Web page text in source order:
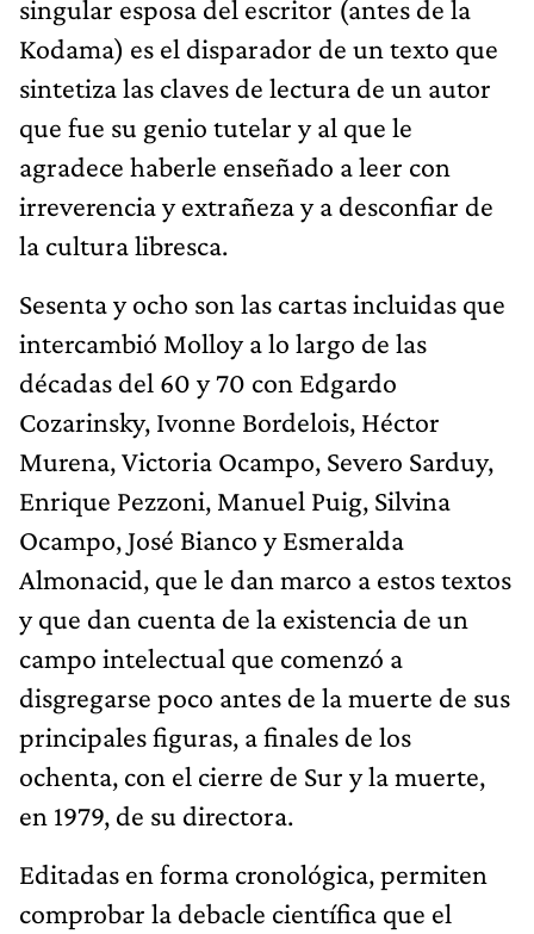
singular esposa del escritor (antes de la
Kodama) es el disparador de un texto que
sintetiza las claves de lectura de un autor
que fue su genio tutelar y al que le
agradece haberle enseñado a leer con
irreverencia y extrañeza y a desconfiar de
la cultura libresca.
Sesenta y ocho son las cartas incluidas que
intercambió Molloy a lo largo de las
décadas del 60 y 70 con Edgardo
Cozarinsky, Ivonne Bordelois, Héctor
Murena, Victoria Ocampo, Severo Sarduy,
Enrique Pezzoni, Manuel Puig, Silvina
Ocampo, José Bianco y Esmeralda
Almonacid, que le dan marco a estos textos
y que dan cuenta de la existencia de un
campo intelectual que comenzó a
disgregarse poco antes de la muerte de sus
principales figuras, a finales de los
ochenta, con el cierre de Sur y la muerte,
en 1979, de su directora.
Editadas en forma cronológica, permiten
comprobar la debacle científica que el